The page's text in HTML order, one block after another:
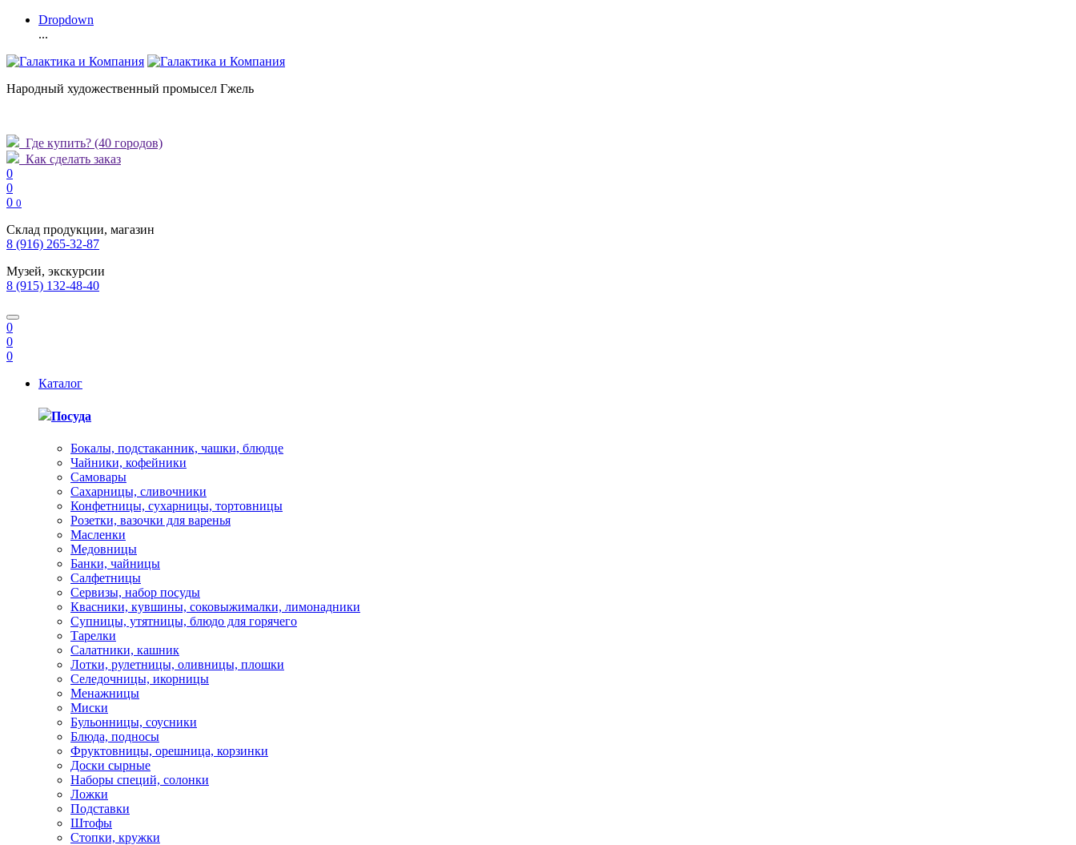
Dropdown
...
Народный художественный промысел Гжель
Где купить? (40 городов)
Как сделать заказ
0
0
0 0
Склад продукции, магазин
8 (916) 265-32-87
Музей, экскурсии
8 (915) 132-48-40
0
0
0
Каталог
Посуда
Бокалы, подстаканник, чашки, блюдце
Чайники, кофейники
Самовары
Сахарницы, сливочники
Конфетницы, сухарницы, тортовницы
Розетки, вазочки для варенья
Масленки
Медовницы
Банки, чайницы
Салфетницы
Сервизы, набор посуды
Квасники, кувшины, соковыжималки, лимонадники
Супницы, утятницы, блюдо для горячего
Тарелки
Салатники, кашник
Лотки, рулетницы, оливницы, плошки
Селедочницы, икорницы
Менажницы
Миски
Бульонницы, соусники
Блюда, подносы
Фруктовницы, орешница, корзинки
Доски сырные
Наборы специй, солонки
Ложки
Подставки
Штофы
Стопки, кружки